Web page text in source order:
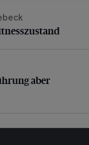
aber nicht
aber